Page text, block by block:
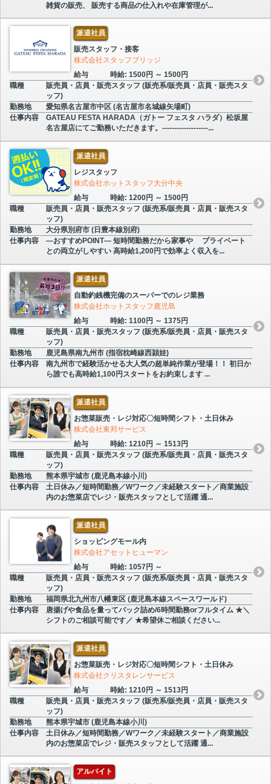
雑貨の販売、 販売する商品の仕入れや在庫管理が...
派遣社員
販売スタッフ・接客
株式会社スタッフブリッジ
給与
時給: 1500円 ～ 1500円
職種
販売員・店員・販売スタッフ (販売系/販売員・店員・販売スタ
ッフ)
勤務地
愛知県名古屋市中区 (名古屋市名城線矢場町)
仕事内容
GATEAU FESTA HARADA（ガトー フェスタ ハラダ）松坂屋
名古屋店にてご勤務いただきます。-------------------...
派遣社員
レジスタッフ
株式会社ホットスタッフ大分中央
給与
時給: 1200円 ～ 1500円
職種
販売員・店員・販売スタッフ (販売系/販売員・店員・販売スタ
ッフ)
勤務地
大分県別府市 (日豊本線別府)
仕事内容
―おすすめPOINT― 短時間勤務だから家事や プライベート
との両立がしやすい 高時給1,200円で効率よく収入を...
派遣社員
自動釣銭機完備のスーパーでのレジ業務
株式会社ホットスタッフ鹿児島
給与
時給: 1100円 ～ 1375円
職種
販売員・店員・販売スタッフ (販売系/販売員・店員・販売スタ
ッフ)
勤務地
鹿児島県南九州市 (指宿枕崎線西頴娃)
仕事内容
南九州市で経験活かせる大人気の超単純作業が登場！！ 初日か
ら誰でも高時給1,100円スタートをお約束します ...
派遣社員
お惣菜販売・レジ対応〇短時間シフト・土日休み
株式会社東邦サービス
給与
時給: 1210円 ～ 1513円
職種
販売員・店員・販売スタッフ (販売系/販売員・店員・販売スタ
ッフ)
勤務地
熊本県宇城市 (鹿児島本線小川)
仕事内容
土日休み／短時間勤務／Wワーク／未経験スタート／商業施設
内のお惣菜店でレジ・販売スタッフとして活躍 通...
派遣社員
ショッピングモール内
株式会社アセットヒューマン
給与
時給: 1057円 ～
職種
販売員・店員・販売スタッフ (販売系/販売員・店員・販売スタ
ッフ)
勤務地
福岡県北九州市八幡東区 (鹿児島本線スペースワールド)
仕事内容
唐揚げや食品を量ってパック詰め/6時間勤務orフルタイム ★＼
シフトのご相談可能です／ ★希望休ご相談ください...
派遣社員
お惣菜販売・レジ対応〇短時間シフト・土日休み
株式会社クリスタレンサービス
給与
時給: 1210円 ～ 1513円
職種
販売員・店員・販売スタッフ (販売系/販売員・店員・販売スタ
ッフ)
勤務地
熊本県宇城市 (鹿児島本線小川)
仕事内容
土日休み／短時間勤務／Wワーク／未経験スタート／商業施設
内のお惣菜店でレジ・販売スタッフとして活躍 通...
アルバイト